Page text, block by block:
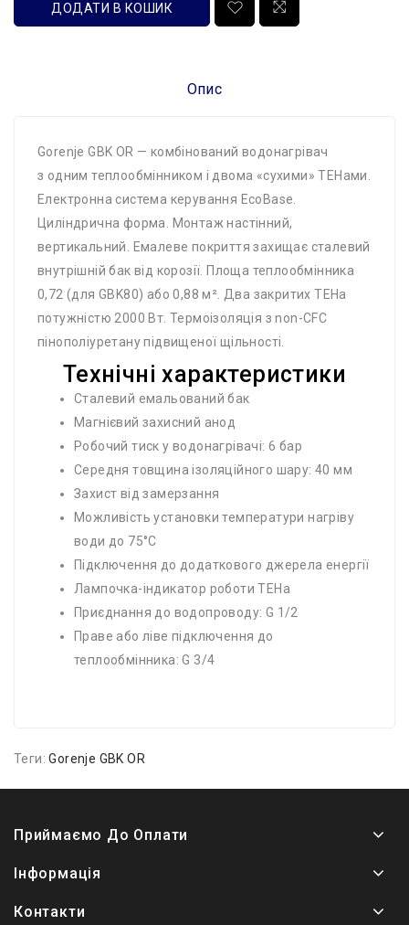
ДОДАТИ В КОШИК
Опис
Gorenje GBK OR — комбінований водонагрівач
з одним теплообмінником і двома «сухими» ТЕНами.
Електронна система керування EcoBase.
Циліндрична форма. Монтаж настінний,
вертикальний. Емалеве покриття захищає сталевий
внутрішній бак від корозії. Площа теплообмінника
0,72 (для GBK80) або 0,88 м². Два закритих ТЕНа
потужністю 2000 Вт. Термоізоляція з non-CFC
пінополіуретану підвищеної щільності.
Технічні характеристики
Сталевий емальований бак
Магнієвий захисний анод
Робочий тиск у водонагрівачі: 6 бар
Середня товщина ізоляційного шару: 40 мм
Захист від замерзання
Можливість установки температури нагріву
води до 75°С
Підключення до додаткового джерела енергії
Лампочка-індикатор роботи ТЕНа
Приєднання до водопроводу: G 1/2
Праве або ліве підключення до
теплообмінника: G 3/4
Теги:Gorenje GBK OR
Приймаємо До Оплати
Інформація
Контакти